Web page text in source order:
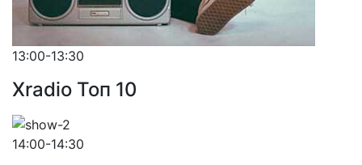
13:00-13:30
Xradio Топ 10
14:00-14:30